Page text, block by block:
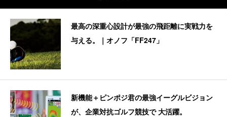
最高の深重心設計が最強の飛距離に実戦力を
与える。｜オノフ「FF247」
新機能＋ピンポジ君の最強イーグルビジョン
が、企業対抗ゴルフ競技で 大活躍。